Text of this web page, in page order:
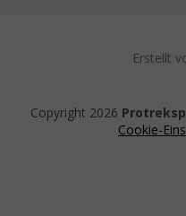
Erstellt
Copyright 2026
Cookie-